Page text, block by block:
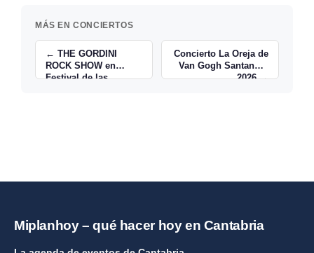
MÁS EN CONCIERTOS
← THE GORDINI
ROCK SHOW en
Festival de las
Concierto La Oreja de
Van Gogh Santander
2026 →
Miplanhoy – qué hacer hoy en Cantabria